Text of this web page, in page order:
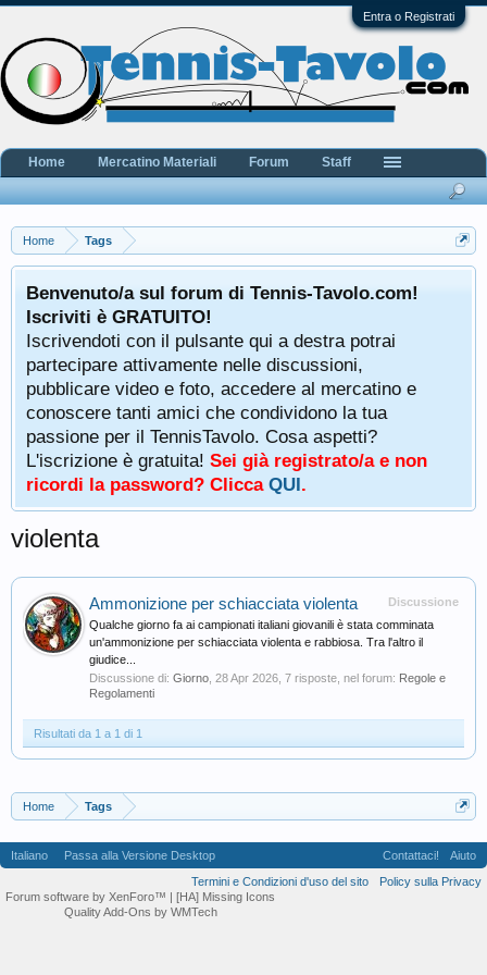
Entra o Registrati
Home Tags
Benvenuto/a sul forum di Tennis-Tavolo.com!
Iscriviti è GRATUITO!
Iscrivendoti con il pulsante qui a destra potrai
partecipare attivamente nelle discussioni,
pubblicare video e foto, accedere al mercatino e
conoscere tanti amici che condividono la tua
passione per il TennisTavolo. Cosa aspetti?
L'iscrizione è gratuita! Sei già registrato/a e non
ricordi la password? Clicca QUI.
violenta
Discussione
Ammonizione per schiacciata violenta
Qualche giorno fa ai campionati italiani giovanili è stata comminata
un'ammonizione per schiacciata violenta e rabbiosa. Tra l'altro il
giudice...
Discussione di: Giorno 28 Apr 2026 , 7 risposte, nel forum: Regole e
Regolamenti
Risultati da 1 a 1 di 1
Home Tags
Home Mercatino Materiali Forum Staff
Italiano Passa alla Versione Desktop Contattaci!
Aiuto
Termini e Condizioni d'uso del sito
Policy sulla Privacy
Forum software by XenForo™ | [HA] Missing Icons
Quality Add-Ons by WMTech